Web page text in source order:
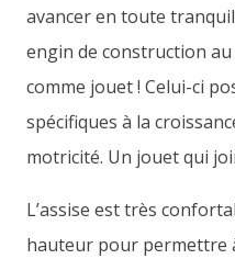
avancer en toute
engin de construction
comme jouet ! Celui-ci
spécifiques à la
motricité. Un jouet qui
L’assise est très
hauteur pour permettre